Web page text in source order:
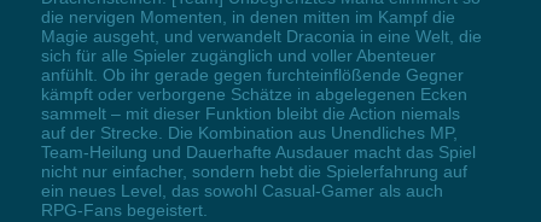
die nervigen Momenten, in denen mitten im Kampf die
Magie ausgeht, und verwandelt Draconia in eine Welt, die
sich für alle Spieler zugänglich und voller Abenteuer
anfühlt. Ob ihr gerade gegen furchteinflößende Gegner
kämpft oder verborgene Schätze in abgelegenen Ecken
sammelt – mit dieser Funktion bleibt die Action niemals
auf der Strecke. Die Kombination aus Unendliches MP,
Team-Heilung und Dauerhafte Ausdauer macht das Spiel
nicht nur einfacher, sondern hebt die Spielerfahrung auf
ein neues Level, das sowohl Casual-Gamer als auch
RPG-Fans begeistert.